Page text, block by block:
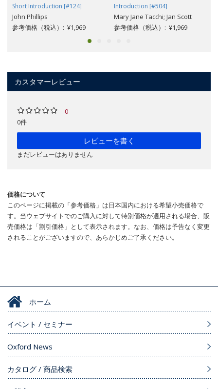
Short Introduction [#124]
John Phillips
参考価格（税込）: ¥1,969
Introduction [#504]
Mary Jane Tacchi; Jan Scott
参考価格（税込）: ¥1,969
カスタマーレビュー
0
0件
レビューを書く
まだレビューはありません
価格について
このページに掲載の「参考価格」は日本国内における希望小売価格で
す。当ウェブサイトでのご購入に対して特別価格が適用される場合、販
売価格は「割引価格」として表示されます。なお、価格は予告なく変更
されることがございますので、あらかじめご了承ください。
ホーム
イベント / セミナー
Oxford News
カタログ / 商品検索